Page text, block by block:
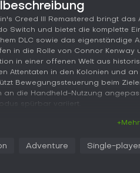
Creed III Remastered bringt das
Switch und bietet die komplette
DLC sowie das eigenständige
in die Rolle von Connor Kenway
in einer offenen Welt aus
Attentaten in den Kolonien und
Bewegungssteuerung beim
an die Handheld-Nutzung
spürbar variiert.
Wachen und Soldaten. Connor
+Mehr
Adventure Single-